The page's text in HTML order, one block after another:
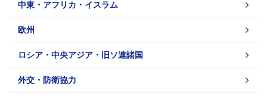
中東・アフリカ・イスラム
欧州
ロシア・中央アジア・旧ソ連諸国
外交・防衛協力